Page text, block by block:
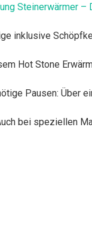
Steinerwärmer –
inklusive
Hot Stone
Pausen: Über
bei speziellen